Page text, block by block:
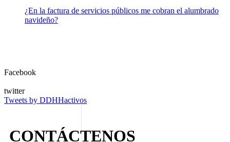
¿En la factura de servicios públicos me cobran el alumbrado
navideño?
Facebook
twitter
Tweets by DDHHactivos
CONTÁCTENOS